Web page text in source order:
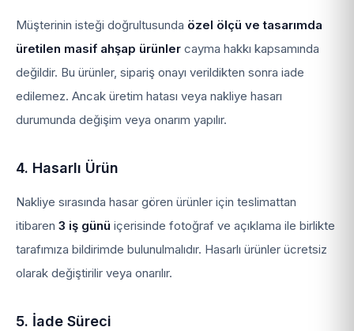
Müşterinin isteği doğrultusunda özel ölçü ve tasarımda
üretilen masif ahşap ürünler cayma hakkı kapsamında
değildir. Bu ürünler, sipariş onayı verildikten sonra iade
edilemez. Ancak üretim hatası veya nakliye hasarı
durumunda değişim veya onarım yapılır.
4. Hasarlı Ürün
Nakliye sırasında hasar gören ürünler için teslimattan
itibaren 3 iş günü içerisinde fotoğraf ve açıklama ile birlikte
tarafımıza bildirimde bulunulmalıdır. Hasarlı ürünler ücretsiz
olarak değiştirilir veya onarılır.
5. İade Süreci